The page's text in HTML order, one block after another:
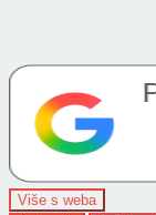
Više s weba